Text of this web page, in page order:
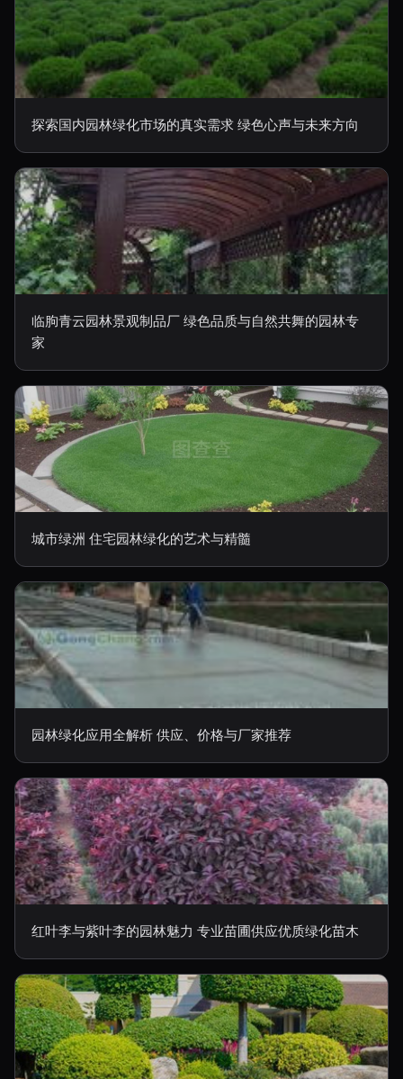
探索国内园林绿化市场的真实需求 绿色心声与未来方向
临朐青云园林景观制品厂 绿色品质与自然共舞的园林专
家
城市绿洲 住宅园林绿化的艺术与精髓
园林绿化应用全解析 供应、价格与厂家推荐
红叶李与紫叶李的园林魅力 专业苗圃供应优质绿化苗木